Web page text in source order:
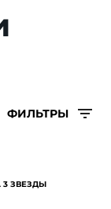
ФИЛЬТРЫ
3 ЗВЕЗДЫ